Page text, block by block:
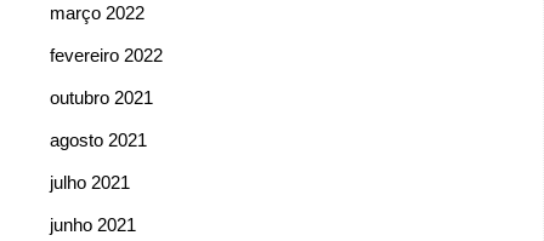
março 2022
fevereiro 2022
outubro 2021
agosto 2021
julho 2021
junho 2021